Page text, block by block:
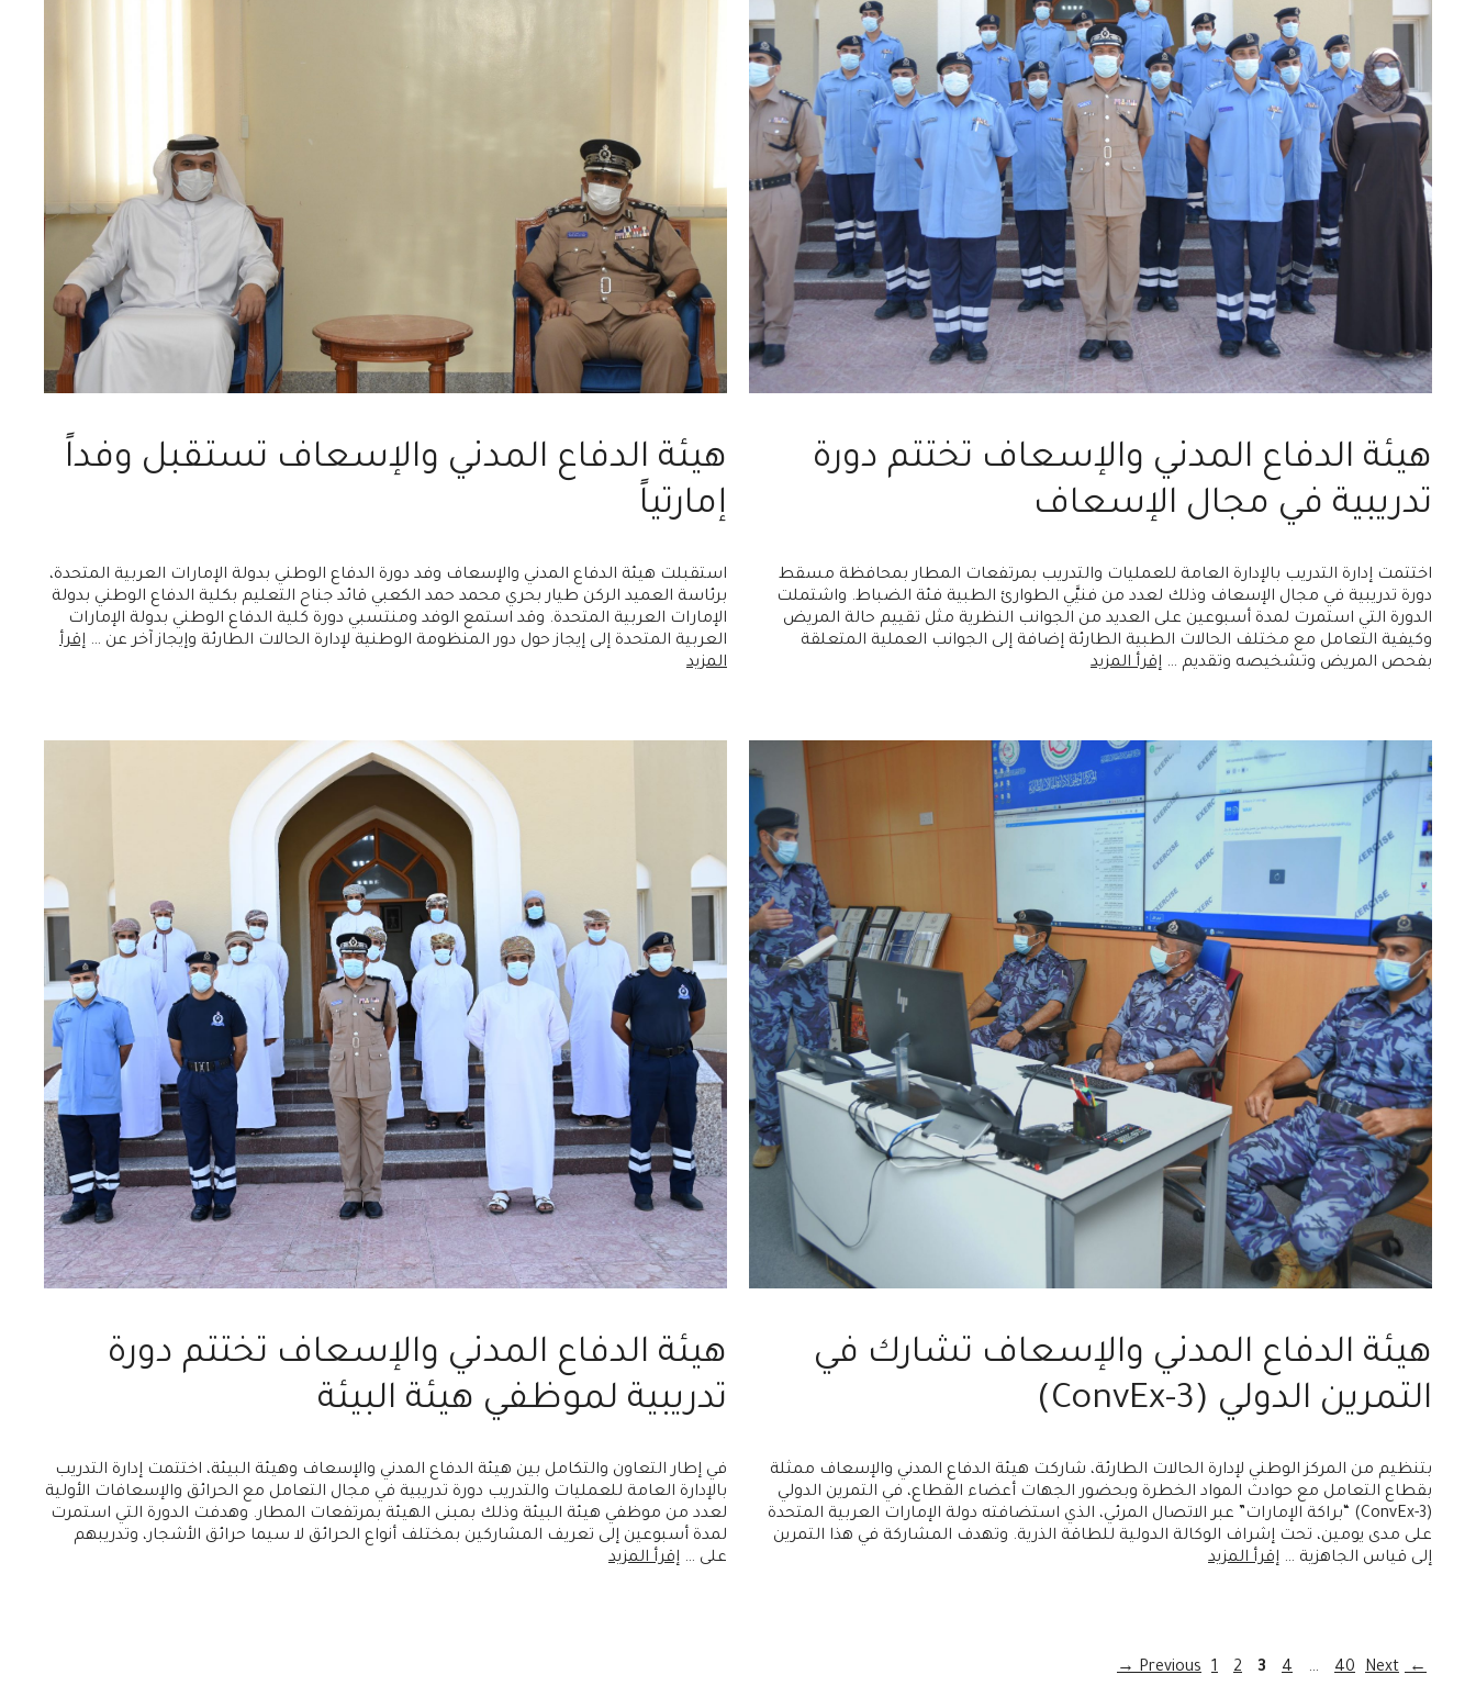
هيئة الدفاع المدني والإسعاف تستقبل وفداً
إمارتياً
استقبلت هيئة الدفاع المدني والإسعاف وفد دورة الدفاع الوطني بدولة الإمارات العربية المتحدة،
برئاسة العميد الركن طيار بحري محمد حمد الكعبي قائد جناح التعليم بكلية الدفاع الوطني بدولة
الإمارات العربية المتحدة. وقد استمع الوفد ومنتسبي دورة كلية الدفاع الوطني بدولة الإمارات
العربية المتحدة إلى إيجاز حول دور المنظومة الوطنية لإدارة الحالات الطارئة وإيجاز آخر عن … إقرأ
المزيد
هيئة الدفاع المدني والإسعاف تختتم دورة
تدريبية في مجال الإسعاف
اختتمت إدارة التدريب بالإدارة العامة للعمليات والتدريب بمرتفعات المطار بمحافظة مسقط
دورة تدريبية في مجال الإسعاف وذلك لعدد من فنيَّي الطوارئ الطبية فئة الضباط. واشتملت
الدورة التي استمرت لمدة أسبوعين على العديد من الجوانب النظرية مثل تقييم حالة المريض
وكيفية التعامل مع مختلف الحالات الطبية الطارئة إضافة إلى الجوانب العملية المتعلقة
بفحص المريض وتشخيصه وتقديم … إقرأ المزيد
هيئة الدفاع المدني والإسعاف تختتم دورة
تدريبية لموظفي هيئة البيئة
في إطار التعاون والتكامل بين هيئة الدفاع المدني والإسعاف وهيئة البيئة، اختتمت إدارة التدريب
بالإدارة العامة للعمليات والتدريب دورة تدريبية في مجال التعامل مع الحرائق والإسعافات الأولية
لعدد من موظفي هيئة البيئة وذلك بمبنى الهيئة بمرتفعات المطار. وهدفت الدورة التي استمرت
لمدة أسبوعين إلى تعريف المشاركين بمختلف أنواع الحرائق لا سيما حرائق الأشجار، وتدريبهم
على … إقرأ المزيد
هيئة الدفاع المدني والإسعاف تشارك في
التمرين الدولي (ConvEx-3)
بتنظيم من المركز الوطني لإدارة الحالات الطارئة، شاركت هيئة الدفاع المدني والإسعاف ممثلة
بقطاع التعامل مع حوادث المواد الخطرة وبحضور الجهات أعضاء القطاع، في التمرين الدولي
(ConvEx-3) “براكة الإمارات” عبر الاتصال المرئي، الذي استضافته دولة الإمارات العربية المتحدة
على مدى يومين، تحت إشراف الوكالة الدولية للطاقة الذرية. وتهدف المشاركة في هذا التمرين
إلى قياس الجاهزية … إقرأ المزيد
←
Previous
Page1
Page 2
Page3
Page 4 …
Page 40 Next
→